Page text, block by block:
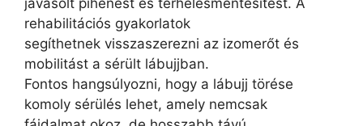
rehabilitációs gyakorlatok
segíthetnek visszaszerezni az izomerőt és
mobilitást a sérült lábujjban.
Fontos hangsúlyozni, hogy a lábujj törése
komoly sérülés lehet, amely nemcsak